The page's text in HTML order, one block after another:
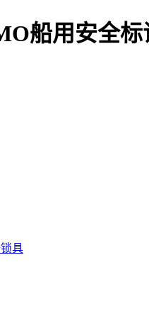
船用安全标
具